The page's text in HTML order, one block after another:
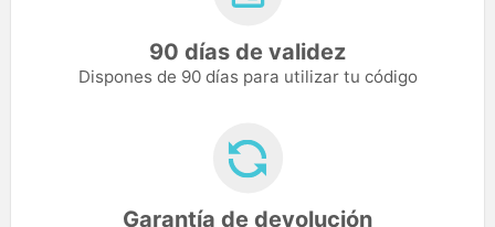
90 días de validez
Dispones de 90 días para utilizar tu código
Garantía de devolución